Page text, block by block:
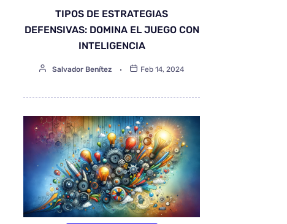
TIPOS DE ESTRATEGIAS
DEFENSIVAS: DOMINA EL JUEGO CON
INTELIGENCIA
Salvador Benítez Feb 14, 2024